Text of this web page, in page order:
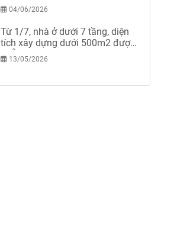
04/06/2026
Từ 1/7, nhà ở dưới 7 tầng, diện
tích xây dựng dưới 500m2 được
miễn giấy phép xây dựng
13/05/2026